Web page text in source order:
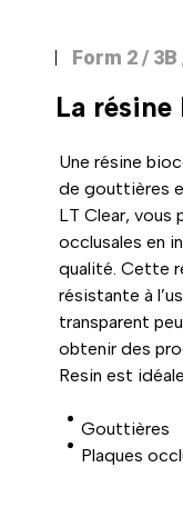
Form 2 / 3B
La résine
Une résine
de gouttières
LT Clear, vous
occlusales en
qualité. Cette
résistante à
transparent
obtenir des
Resin est
Gouttières
Plaques